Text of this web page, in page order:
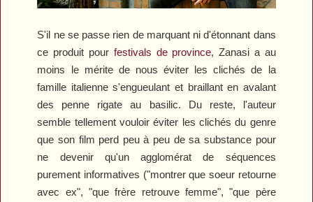
S'il ne se passe rien de marquant ni d'étonnant dans
ce produit pour festivals de province, Zanasi a au
moins le mérite de nous éviter les clichés de la
famille italienne s'engueulant et braillant en avalant
des penne rigate au basilic. Du reste, l'auteur
semble tellement vouloir éviter les clichés du genre
que son film perd peu à peu de sa substance pour
ne devenir qu'un agglomérat de séquences
purement informatives ("montrer que soeur retourne
avec ex", "que frère retrouve femme", "que père